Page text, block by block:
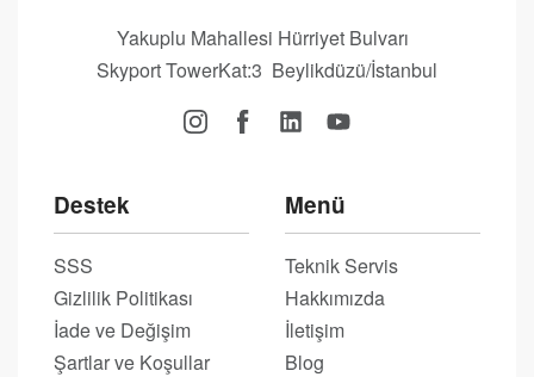
Yakuplu Mahallesi Hürriyet Bulvarı
Skyport TowerKat:3 Beylikdüzü/İstanbul
Destek
SSS
Gizlilik Politikası
İade ve Değişim
Şartlar ve Koşullar
Menü
Teknik Servis
Hakkımızda
İletişim
Blog